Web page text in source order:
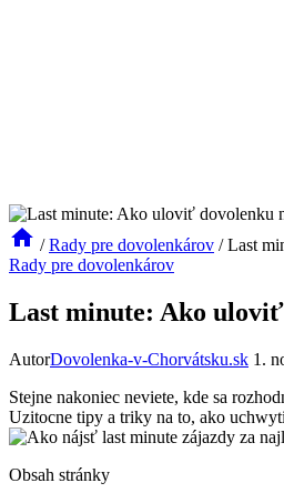
/ Rady pre dovolenkárov / Last
Rady pre dovolenkárov
Last minute: Ako
AutorDovolenka-v-Chorvátsku.sk 1.
Stejne nakoniec neviete, kde sa
Uzitocne tipy a triky na to, ako
Obsah stránky